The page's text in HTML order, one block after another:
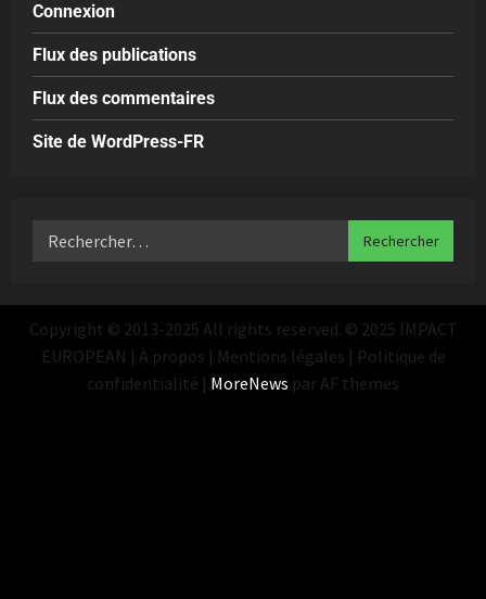
Connexion
Flux des publications
Flux des commentaires
Site de WordPress-FR
Copyright © 2013-2025 All rights reserved. © 2025 IMPACT
EUROPEAN | À propos | Mentions légales | Politique de
confidentialité | MoreNews par AF themes